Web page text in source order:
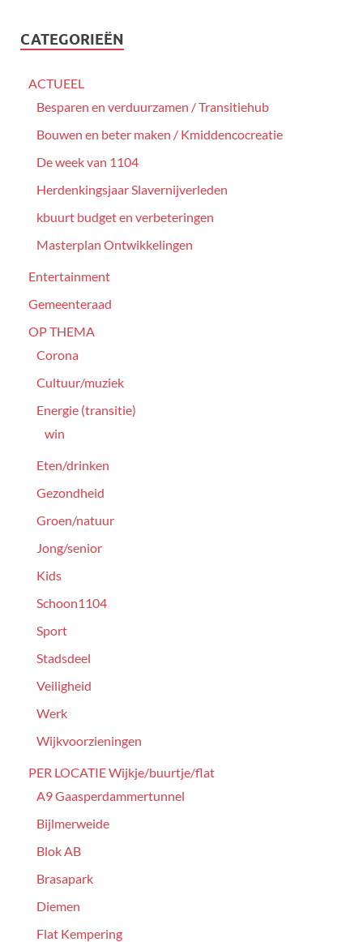
CATEGORIEËN
ACTUEEL
Besparen en verduurzamen / Transitiehub
Bouwen en beter maken / Kmiddencocreatie
De week van 1104
Herdenkingsjaar Slavernijverleden
kbuurt budget en verbeteringen
Masterplan Ontwikkelingen
Entertainment
Gemeenteraad
OP THEMA
Corona
Cultuur/muziek
Energie (transitie)
win
Eten/drinken
Gezondheid
Groen/natuur
Jong/senior
Kids
Schoon1104
Sport
Stadsdeel
Veiligheid
Werk
Wijkvoorzieningen
PER LOCATIE Wijkje/buurtje/flat
A9 Gaasperdammertunnel
Bijlmerweide
Blok AB
Brasapark
Diemen
Flat Kempering